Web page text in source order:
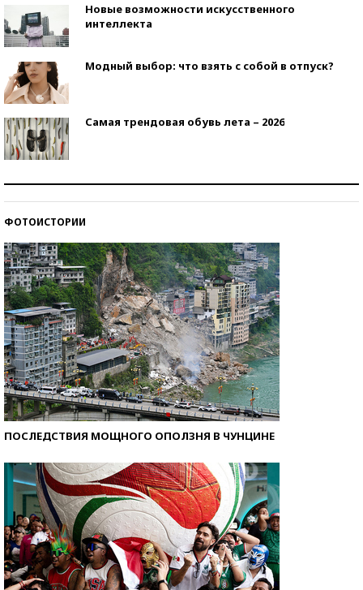
Новые возможности искусственного
интеллекта
Модный выбор: что взять с собой в отпуск?
Самая трендовая обувь лета – 2026
ФОТОИСТОРИИ
ПОСЛЕДСТВИЯ МОЩНОГО ОПОЛЗНЯ В ЧУНЦИНЕ